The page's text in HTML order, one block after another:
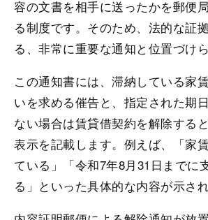
容の文書を相手に送ったかを郵便
る制度です。そのため、法的な証
る、非常に重要な通知と位置づけら
この通知書には、滞納している家
いを求める催告と、指定された期
ない場合は賃貸借契約を解除する
表示を記載します。例えば、「家
ている」「令和7年8月31日までに
る」といった具体的な内容が示され